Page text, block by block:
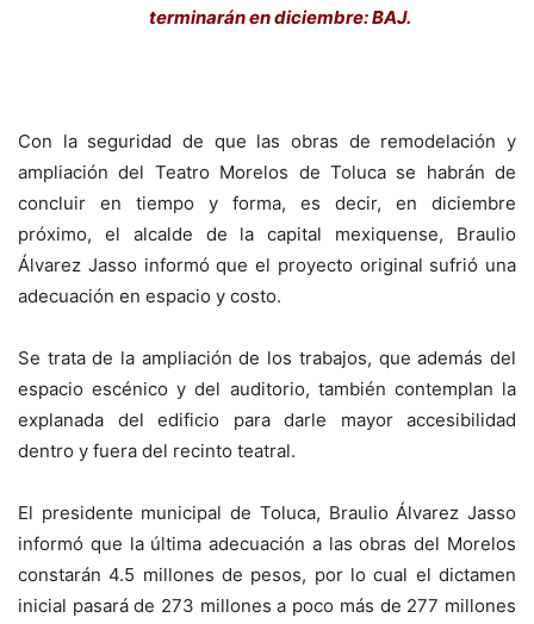
terminarán en diciembre: BAJ.
Con la seguridad de que las obras de remodelación y
ampliación del Teatro Morelos de Toluca se habrán de
concluir en tiempo y forma, es decir, en diciembre
próximo, el alcalde de la capital mexiquense, Braulio
Álvarez Jasso informó que el proyecto original sufrió una
adecuación en espacio y costo.
Se trata de la ampliación de los trabajos, que además del
espacio escénico y del auditorio, también contemplan la
explanada del edificio para darle mayor accesibilidad
dentro y fuera del recinto teatral.
El presidente municipal de Toluca, Braulio Álvarez Jasso
informó que la última adecuación a las obras del Morelos
constarán 4.5 millones de pesos, por lo cual el dictamen
inicial pasará de 273 millones a poco más de 277 millones